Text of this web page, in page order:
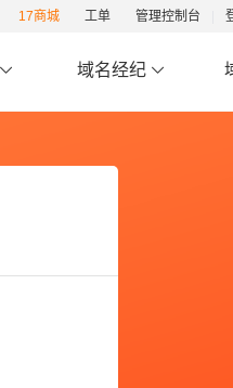
17商城 工单 管理控制台
域名经纪